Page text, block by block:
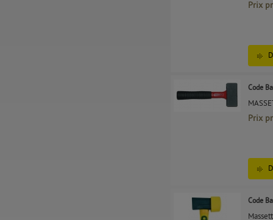
Prix
Code
Prix
Code